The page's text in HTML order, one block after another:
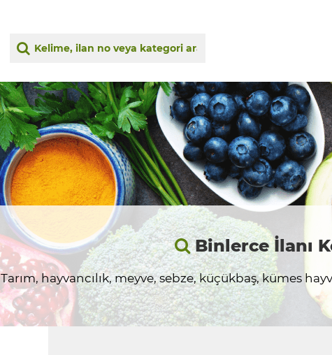
Binlerce İlanı
Tarım, hayvancılık, meyve, sebze, küçükbaş, kümes